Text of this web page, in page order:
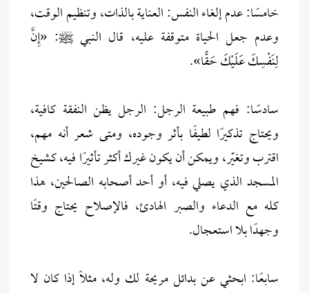
خامسًا: عدم إلغاء النفس: العناية بالذات، وتنظيم الوقت،
وعدم جعل الحياة متوقفة عليه، قال النبي ﷺ: «إِنَّ
لِنَفْسِكَ عَلَيْكَ حَقًّا».
سادسًا: فهم طبيعة الرجل: الرجل يظن النفقة كافية،
ويحتاج تذكيرًا لطيفًا بأثر وجوده، ومتى شعر أنه مهم،
اقترب وتغيّر، ويمكن أن يكون غيرك أكثر تأثيرًا فيه، كشيخ
المسجد الذي يصلي فيه، أو أحد أصحابه الصالحين، هذا
كله مع الدعاء والصبر الهادئ، فالإصلاح يحتاج وقتًا
وجهدًا بلا استعجال.
سابعًا: ابحثي عن بدائل مريحة لك وله، مثلًا إذا كان لا